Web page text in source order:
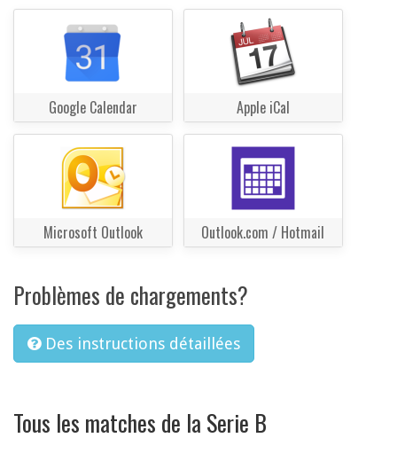
Google Calendar Apple iCal
Microsoft Outlook Outlook.com / Hotmail
Problèmes de chargements?
Des instructions détaillées
Tous les matches de la Serie B